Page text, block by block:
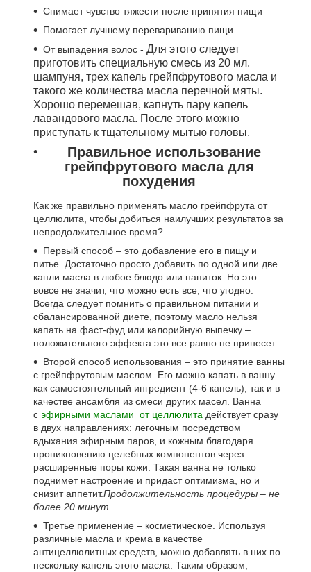
Снимает чувство тяжести после принятия пищи
Помогает лучшему перевариванию пищи.
От выпадения волос - Для этого следует
приготовить специальную смесь из 20 мл.
шампуня, трех капель грейпфрутового масла и
такого же количества масла перечной мяты.
Хорошо перемешав, капнуть пару капель
лавандового масла. После этого можно
приступать к тщательному мытью головы.
Правильное использование
грейпфрутового масла для
похудения
Как же правильно применять масло грейпфрута от
целлюлита, чтобы добиться наилучших результатов за
непродолжительное время?
Первый способ – это добавление его в пищу и
питье. Достаточно просто добавить по одной или две
капли масла в любое блюдо или напиток. Но это
вовсе не значит, что можно есть все, что угодно.
Всегда следует помнить о правильном питании и
сбалансированной диете, поэтому масло нельзя
капать на фаст-фуд или калорийную выпечку –
положительного эффекта это все равно не принесет.
Второй способ использования – это принятие ванны
с грейпфрутовым маслом. Его можно капать в ванну
как самостоятельный ингредиент (4-6 капель), так и в
качестве ансамбля из смеси других масел. Ванна
с эфирными маслами от целлюлита действует сразу
в двух направлениях: легочным посредством
вдыхания эфирным паров, и кожным благодаря
проникновению целебных компонентов через
расширенные поры кожи. Такая ванна не только
поднимет настроение и придаст оптимизма, но и
снизит аппетит.Продолжительность процедуры – не
более 20 минут.
Третье применение – косметическое. Используя
различные масла и крема в качестве
антицеллюлитных средств, можно добавлять в них по
нескольку капель этого масла. Таким образом,